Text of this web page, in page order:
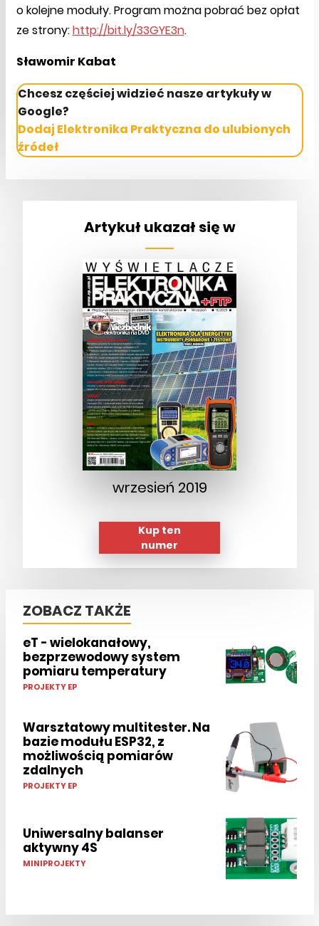
o kolejne moduły. Program można pobrać bez opłat
ze strony:http://bit.ly/33GYE3n.
Sławomir Kabat
Chcesz częściej widzieć nasze artykuły w
Google?
Dodaj Elektronika Praktyczna do ulubionych
źródeł
Artykuł ukazał się w
wrzesień 2019
Kup ten
numer
ZOBACZ TAKŻE
eT - wielokanałowy,
bezprzewodowy system
pomiaru temperatury
PROJEKTY EP
Warsztatowy multitester. Na
bazie modułu ESP32, z
możliwością pomiarów
zdalnych
PROJEKTY EP
Uniwersalny balanser
aktywny 4S
MINIPROJEKTY